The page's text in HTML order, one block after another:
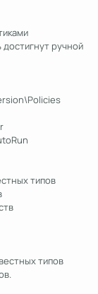
ручной
типов
типов